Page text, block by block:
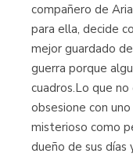
compañero de
para ella, decide
mejor guardado
guerra porque
cuadros.Lo que
obsesione con
misterioso como
dueño de sus días